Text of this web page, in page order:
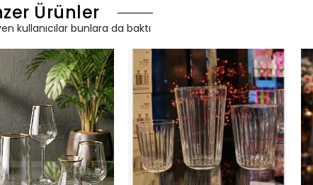
Ürünler
kullanıcılar bunlara da baktı